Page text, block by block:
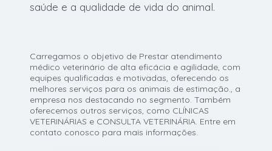
saúde e a qualidade de vida do animal.
Carregamos o objetivo de Prestar atendimento
médico veterinário de alta eficácia e agilidade, com
equipes qualificadas e motivadas, oferecendo os
melhores serviços para os animais de estimação., a
empresa nos destacando no segmento. Também
oferecemos outros serviços, como CLÍNICAS
VETERINÁRIAS e CONSULTA VETERINÁRIA. Entre em
contato conosco para mais informações.